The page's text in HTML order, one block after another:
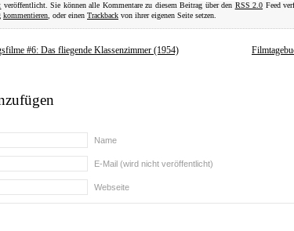
veröffentlicht. Sie können alle Kommentare zu diesem Beitrag über den RSS 2.0 Feed
kommentieren , oder einen Trackback von ihrer eigenen Seite setzen.
#6: Das fliegende Klassenzimmer (1954)
Name
E-Mail (wird nicht veröffentlicht)
Webseite